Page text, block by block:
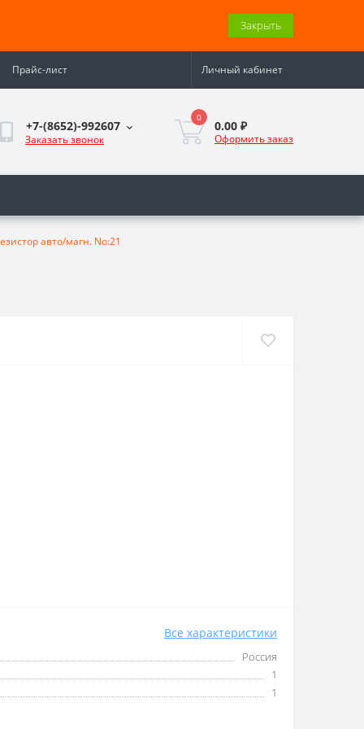
Закрыть
Прайс-лист Личный кабинет
+7-(8652)-992607
Заказать звонок
0
0.00 ₽
Оформить заказ
авто/магн. No:21
Все характеристики
Россия
1
1